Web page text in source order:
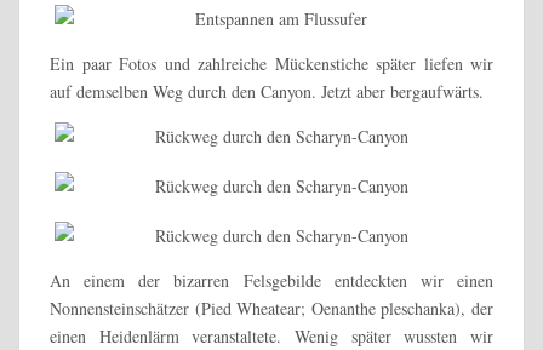
Ein paar Fotos und zahlreiche Mückenstiche später liefen wir
auf demselben Weg durch den Canyon. Jetzt aber bergaufwärts.
An einem der bizarren Felsgebilde entdeckten wir einen
Nonnensteinschätzer (Pied Wheatear; Oenanthe pleschanka), der
einen Heidenlärm veranstaltete. Wenig später wussten wir